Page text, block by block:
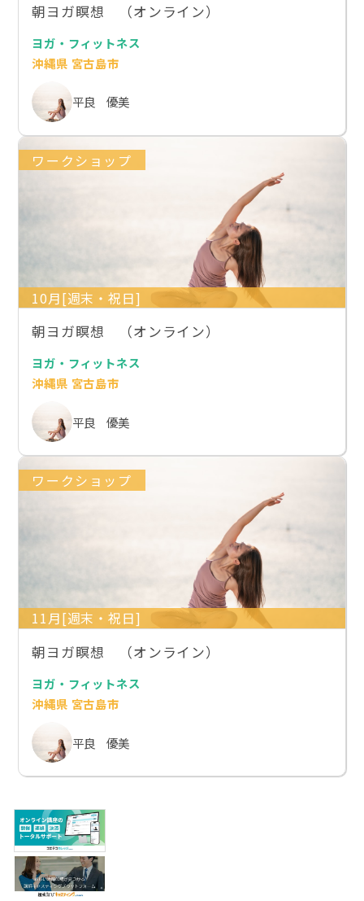
朝ヨガ瞑想 （オンライン）
ヨガ・フィットネス
沖縄県 宮古島市
平良 優美
ワークショップ
10月[週末・祝日]
朝ヨガ瞑想 （オンライン）
ヨガ・フィットネス
沖縄県 宮古島市
平良 優美
ワークショップ
11月[週末・祝日]
朝ヨガ瞑想 （オンライン）
ヨガ・フィットネス
沖縄県 宮古島市
平良 優美